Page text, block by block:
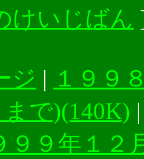
けいじばん
ジ | １９９
で)(140K)
９９年１２